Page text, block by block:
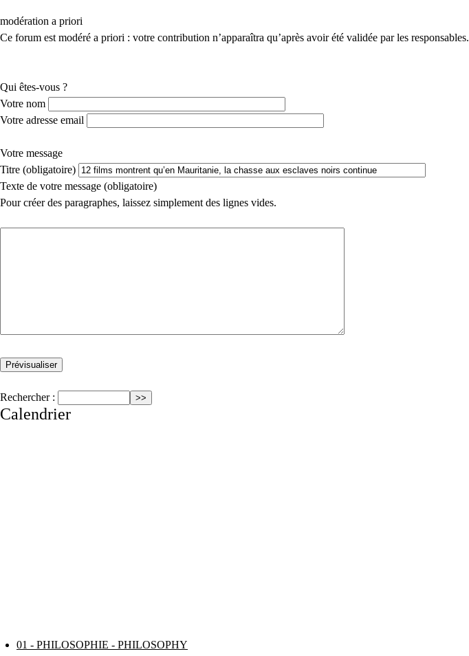
modération a priori
Ce forum est modéré a priori : votre contribution n’apparaîtra qu’après avoir été validée par les responsables.
Qui êtes-vous ?
Votre nom
Votre adresse email
Votre message
Titre (obligatoire)
Texte de votre message (obligatoire)
Pour créer des paragraphes, laissez simplement des lignes vides.
Rechercher :
Calendrier
01 - PHILOSOPHIE - PHILOSOPHY